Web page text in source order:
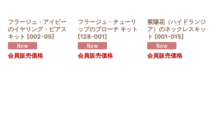
フラージュ・アイビー
のイヤリング・ピアス
キット [002-05]
会員販売価格
フラージュ・チューリ
ップのブローチ キット
[128-001]
会員販売価格
紫陽花（ハイドランジ
ア）のネックレスキッ
ト [001-015]
会員販売価格